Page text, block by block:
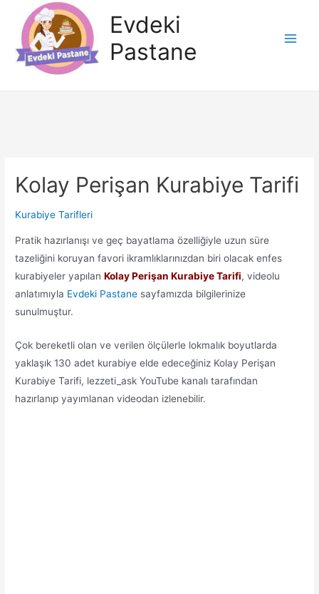
Evdeki
Pastane
Kolay Perişan Kurabiye Tarifi
Kurabiye Tarifleri
Pratik hazırlanışı ve geç bayatlama özelliğiyle uzun süre
tazeliğini koruyan favori ikramlıklarınızdan biri olacak enfes
kurabiyeler yapılanKolay Perişan Kurabiye Tarifi, videolu
anlatımıyla Evdeki Pastane sayfamızda bilgilerinize
sunulmuştur.
Çok bereketli olan ve verilen ölçülerle lokmalık boyutlarda
yaklaşık 130 adet kurabiye elde edeceğiniz Kolay Perişan
Kurabiye Tarifi, lezzeti_ask YouTube kanalı tarafından
hazırlanıp yayımlanan videodan izlenebilir.